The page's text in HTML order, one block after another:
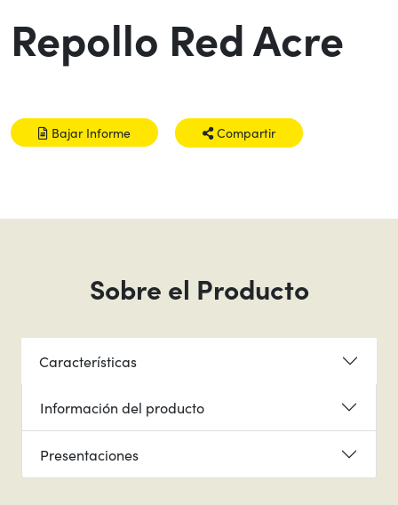
Repollo Red Acre
Bajar Informe Compartir
Sobre el Producto
Características
Información del producto
Presentaciones